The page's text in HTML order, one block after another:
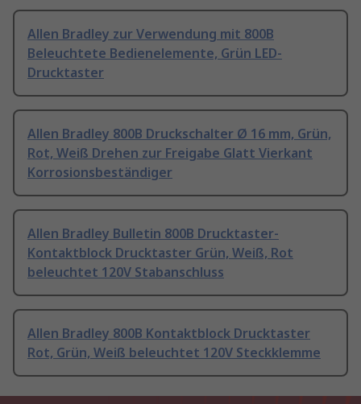
Allen Bradley zur Verwendung mit 800B
Beleuchtete Bedienelemente, Grün LED-
Drucktaster
Allen Bradley 800B Druckschalter Ø 16 mm, Grün,
Rot, Weiß Drehen zur Freigabe Glatt Vierkant
Korrosionsbeständiger
Allen Bradley Bulletin 800B Drucktaster-
Kontaktblock Drucktaster Grün, Weiß, Rot
beleuchtet 120V Stabanschluss
Allen Bradley 800B Kontaktblock Drucktaster
Rot, Grün, Weiß beleuchtet 120V Steckklemme